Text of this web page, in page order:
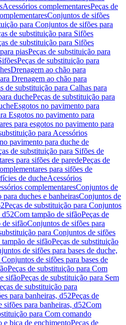
Acessórios complementaresPeças de
Conjuntos de sifões
para Conjuntos de sifões para
de substituição para Sifões
de substituição para Sifões
piasPeças de substituição para
Peças de substituição para
Drenagem ao chão para
Drenagem ao chão para
de substituição para Calhas para
duchePeças de substituição para
Esgotos no pavimento para
Esgotos no pavimento para
para esgotos no pavimento para
para Acessórios
pavimento para duche de
de substituição para Sifões de
para sifões de paredePeças de
para sifões de
de ducheAcessórios
complementaresConjuntos de
duches e banheirasConjuntos de
Peças de substituição para Conjuntos
d52Com tampão de sifãoPeças de
de sifãoConjuntos de sifões para
para Conjuntos de sifões
de sifãoPeças de substituição
de sifões para bases de duche,
de sifões para bases de
Peças de substituição para Com
sifãoPeças de substituição para Sem
de substituição para
para banheiras, d52Peças de
para banheiras, d52Com
para Com comando
e bica de enchimentoPeças de